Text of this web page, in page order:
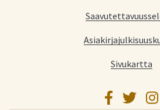
Sivukartta
Facebook
Twitter